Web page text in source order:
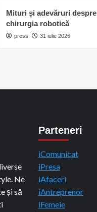
Mituri și adevăruri despre
chirurgia robotică
press 31 iulie 2026
Ne
și să
Parteneri
iComunicat
iPresa
iAfaceri
iAntreprenor
iFemeie